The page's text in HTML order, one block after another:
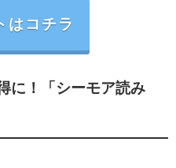
はコチラ
に！「シーモア読み